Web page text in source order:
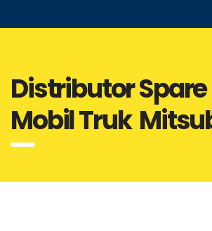
Distributor Spare
Mobil Truk